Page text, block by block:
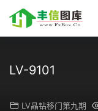
LV-9101
LV晶钻移门第九期